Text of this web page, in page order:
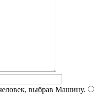
выбрав Машину.